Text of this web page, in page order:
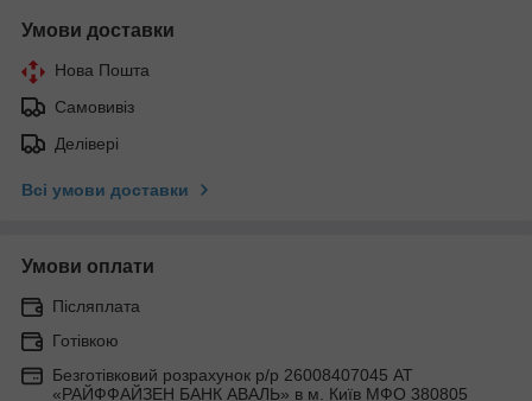
Умови доставки
Нова Пошта
Самовивіз
Делівері
Всі умови доставки
Умови оплати
Післяплата
Готівкою
Безготівковий розрахунок р/р 26008407045 АТ
«РАЙФФАЙЗЕН БАНК АВАЛЬ» в м. Київ МФО 380805